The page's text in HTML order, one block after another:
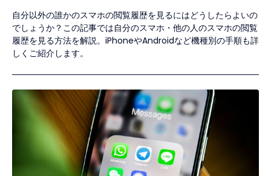
自分以外の誰かのスマホの閲覧履歴を見るにはどうしたらよいの
でしょうか？この記事では自分のスマホ・他の人のスマホの閲覧
履歴を見る方法を解説。iPhoneやAndroidなど機種別の手順も詳
しくご紹介します。